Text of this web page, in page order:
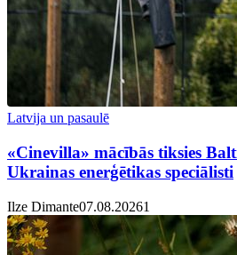
Latvija un pasaulē
«Cinevilla» mācībās tiksies
Ukrainas enerģētikas speciālisti
Ilze Dimante07.08.20261